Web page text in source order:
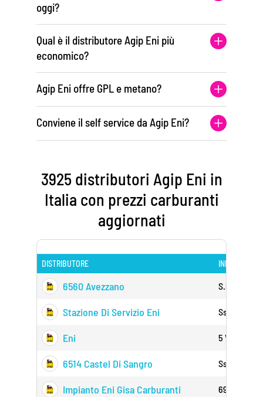
oggi?
Qual è il distributore Agip Eni più
economico?
Agip Eni offre GPL e metano?
Conviene il self service da Agip Eni?
3925 distributori Agip Eni in
Italia con prezzi carburanti
aggiornati
DISTRIBUTORE INDIRIZZO
6560 Avezzano S.s. 5 Km
Stazione Di Servizio Eni Ss 690 Km
Eni 5 Via
6514 Castel Di Sangro Ss 17 Km
Impianto Eni Gisa Carburanti 690